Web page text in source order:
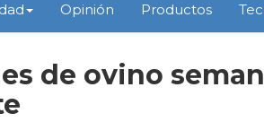
Opinión Productos
de ovino